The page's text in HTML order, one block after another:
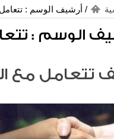
/ أرشيف الوسم : تتعامل
الوسم :
تتعامل مع